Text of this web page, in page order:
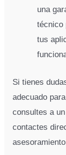
una
técnico
tus
Si tienes
adecuado
consultes a
contactes